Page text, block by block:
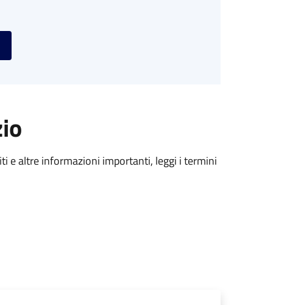
e altre informazioni importanti, leggi i termini